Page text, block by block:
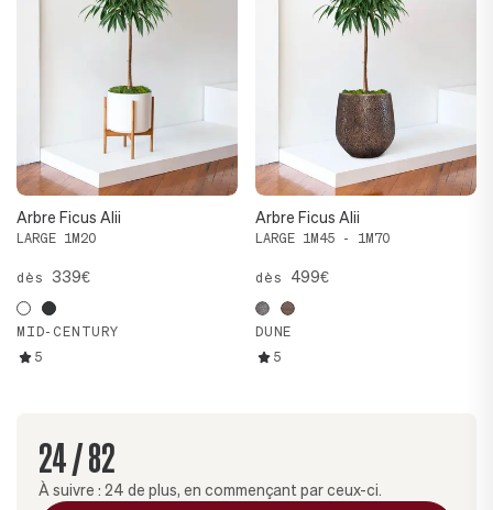
Arbre Ficus Alii
LARGE 1M20
dès339€
MID-CENTURY
5
Arbre Ficus Alii
LARGE 1M45 - 1M70
dès 499€
DUNE
5
24/82
À suivre : 24 de plus, en commençant par ceux-ci.